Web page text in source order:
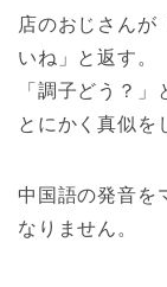
店のおじさんが
いね」と返す。
「調子どう？
とにかく真似を
中国語の発音を
なりません。